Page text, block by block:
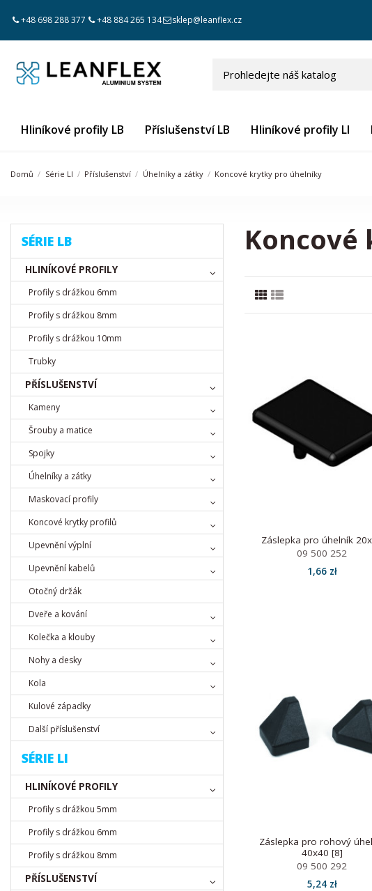
+48 698 288 377 +48 884 265 134 sklep@leanflex.cz
Hliníkové profily LB Příslušenství LB Hliníkové profily LI
Domů Série LI Příslušenství Úhelníky a zátky Koncové krytky pro úhelníky
Záslepka pro úhelník
09 500 252
1,66 zł
Záslepka pro rohový
40x40 [8]
09 500 292
5,24 zł
SÉRIE LB
HLINÍKOVÉ PROFILY
Profily s drážkou 6mm
Profily s drážkou 8mm
Profily s drážkou 10mm
Trubky
PŘÍSLUŠENSTVÍ
Kameny
Šrouby a matice
Spojky
Úhelníky a zátky
Maskovací profily
Koncové krytky profilů
Upevnění výplní
Upevnění kabelů
Otočný držák
Dveře a kování
Kolečka a klouby
Nohy a desky
Kola
Kulové západky
Další příslušenství
SÉRIE LI
HLINÍKOVÉ PROFILY
Profily s drážkou 5mm
Profily s drážkou 6mm
Profily s drážkou 8mm
PŘÍSLUŠENSTVÍ